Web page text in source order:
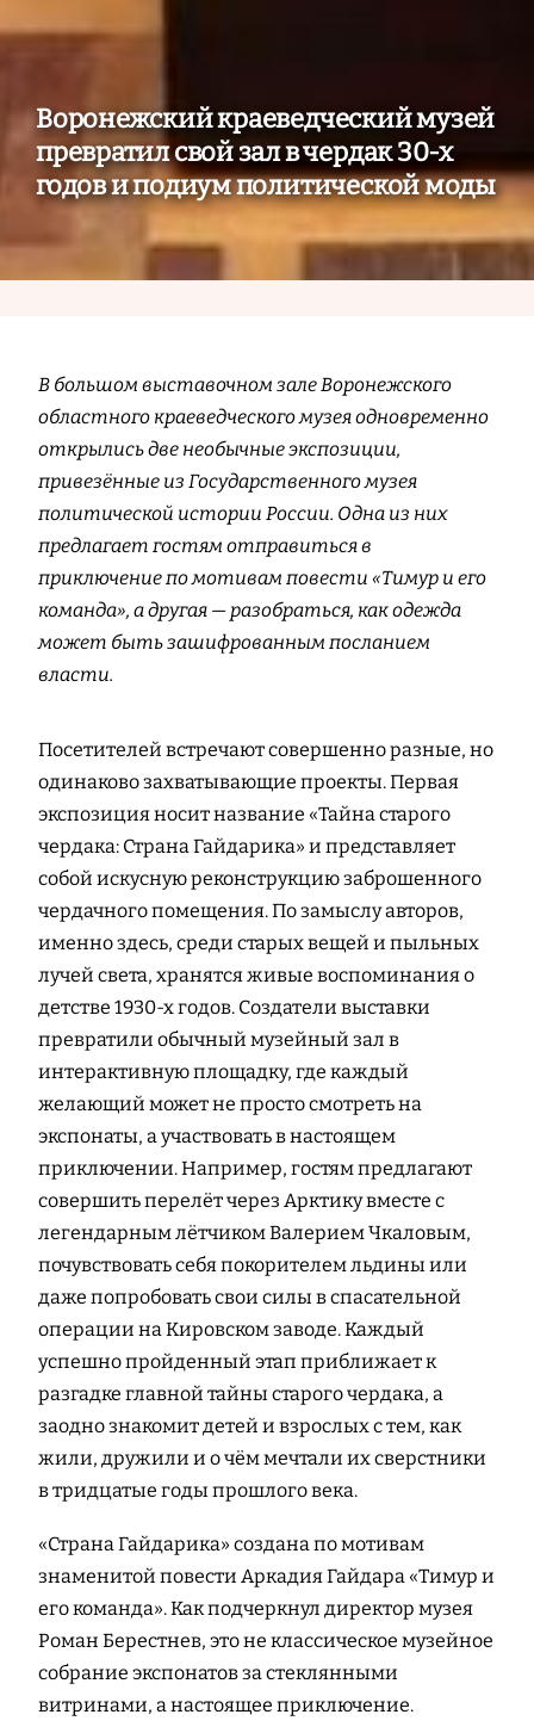
Воронежский краеведческий музей
превратил свой зал в чердак 30-х
годов и подиум политической моды
В большом выставочном зале Воронежского
областного краеведческого музея одновременно
открылись две необычные экспозиции,
привезённые из Государственного музея
политической истории России. Одна из них
предлагает гостям отправиться в
приключение по мотивам повести «Тимур и его
команда», а другая — разобраться, как одежда
может быть зашифрованным посланием
власти.
Посетителей встречают совершенно разные, но
одинаково захватывающие проекты. Первая
экспозиция носит название «Тайна старого
чердака: Страна Гайдарика» и представляет
собой искусную реконструкцию заброшенного
чердачного помещения. По замыслу авторов,
именно здесь, среди старых вещей и пыльных
лучей света, хранятся живые воспоминания о
детстве 1930-х годов. Создатели выставки
превратили обычный музейный зал в
интерактивную площадку, где каждый
желающий может не просто смотреть на
экспонаты, а участвовать в настоящем
приключении. Например, гостям предлагают
совершить перелёт через Арктику вместе с
легендарным лётчиком Валерием Чкаловым,
почувствовать себя покорителем льдины или
даже попробовать свои силы в спасательной
операции на Кировском заводе. Каждый
успешно пройденный этап приближает к
разгадке главной тайны старого чердака, а
заодно знакомит детей и взрослых с тем, как
жили, дружили и о чём мечтали их сверстники
в тридцатые годы прошлого века.
«Страна Гайдарика» создана по мотивам
знаменитой повести Аркадия Гайдара «Тимур и
его команда». Как подчеркнул директор музея
Роман Берестнев, это не классическое музейное
собрание экспонатов за стеклянными
витринами, а настоящее приключение.